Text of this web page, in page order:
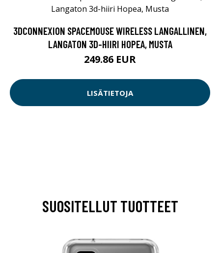
3DCONNEXION SPACEMOUSE WIRELESS LANGALLINEN,
LANGATON 3D-HIIRI HOPEA, MUSTA
249.86 EUR
LISÄTIETOJA
SUOSITELLUT TUOTTEET